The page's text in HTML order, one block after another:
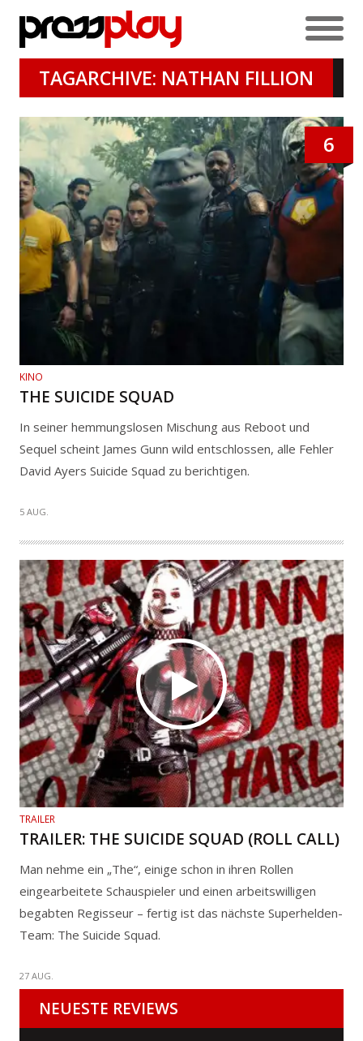
TAGARCHIVE: NATHAN FILLION
6
KINO
THE SUICIDE SQUAD
In seiner hemmungslosen Mischung aus Reboot und
Sequel scheint James Gunn wild entschlossen, alle Fehler
David Ayers Suicide Squad zu berichtigen.
5 AUG.
TRAILER
TRAILER: THE SUICIDE SQUAD (ROLL CALL)
Man nehme ein „The“, einige schon in ihren Rollen
eingearbeitete Schauspieler und einen arbeitswilligen
begabten Regisseur – fertig ist das nächste Superhelden-
Team: The Suicide Squad.
27 AUG.
NEUESTE REVIEWS